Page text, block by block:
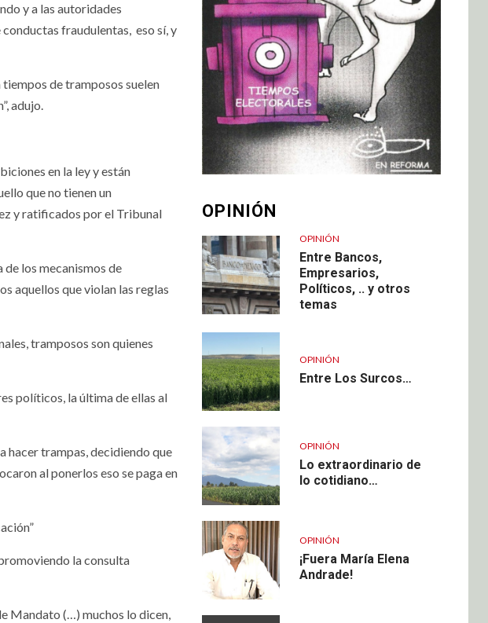
y a las autoridades
fraudulentas, eso sí, y
tiempos de tramposos suelen
adujo.
en la ley y están
que no tienen un
y ratificados por el Tribunal
los mecanismos de
aquellos que violan las reglas
tramposos son quienes
políticos, la última de ellas al
hacer trampas, decidiendo que
al ponerlos eso se paga en
la consulta
Mandato (…) muchos lo dicen,
OPINIÓN
OPINIÓN
Entre Bancos,
Empresarios,
Políticos, .. y otros
temas
OPINIÓN
Entre Los Surcos…
OPINIÓN
Lo extraordinario de
lo cotidiano…
OPINIÓN
¡Fuera María Elena
Andrade!